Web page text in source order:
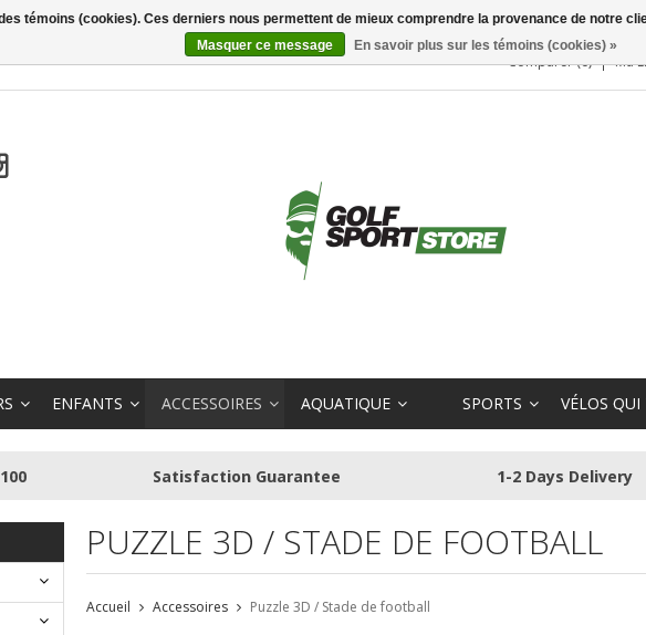
Comparer (0) Ma
ENFANTS ACCESSOIRES AQUATIQUE SPORTS VÉLOS
Satisfaction Guarantee 1-2 Days Delivery
PUZZLE 3D / STADE DE FOOTBALL
Accueil Accessoires Puzzle 3D / Stade de football
témoins (cookies). Ces derniers nous permettent de mieux comprendre la provenance de notre
Masquer ce message
En savoir plus sur les témoins (cookies) »